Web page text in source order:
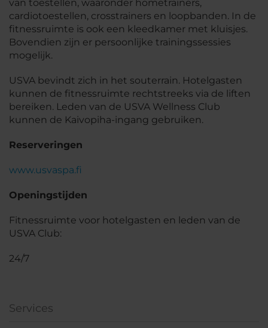
van toestellen, waaronder hometrainers,
cardiotoestellen, crosstrainers en loopbanden. In de
fitnessruimte is ook een kleedkamer met kluisjes.
Bovendien zijn er persoonlijke trainingssessies
mogelijk.
USVA bevindt zich in het souterrain. Hotelgasten
kunnen de fitnessruimte rechtstreeks via de liften
bereiken. Leden van de USVA Wellness Club
kunnen de Kaivopiha-ingang gebruiken.
Reserveringen
www.usvaspa.fi
Openingstijden
Fitnessruimte voor hotelgasten en leden van de
USVA Club:
24/7
Services